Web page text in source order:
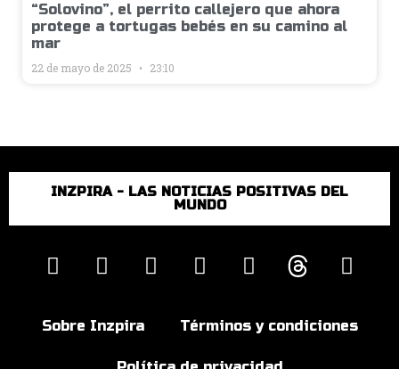
“Solovino”, el perrito callejero que ahora
protege a tortugas bebés en su camino al
mar
22 de mayo de 2025 23:10
INZPIRA - LAS NOTICIAS POSITIVAS DEL
MUNDO
Sobre Inzpira Términos y condiciones